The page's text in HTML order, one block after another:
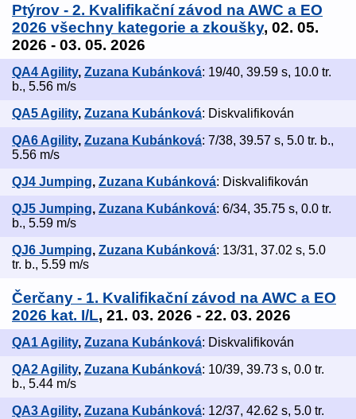
Ptýrov - 2. Kvalifikační závod na AWC a EO
2026 všechny kategorie a zkoušky, 02. 05.
2026 - 03. 05. 2026
QA4 Agility, Zuzana Kubánková: 19/40, 39.59 s, 10.0 tr.
b., 5.56 m/s
QA5 Agility, Zuzana Kubánková: Diskvalifikován
QA6 Agility, Zuzana Kubánková: 7/38, 39.57 s, 5.0 tr. b.,
5.56 m/s
QJ4 Jumping, Zuzana Kubánková: Diskvalifikován
QJ5 Jumping, Zuzana Kubánková: 6/34, 35.75 s, 0.0 tr.
b., 5.59 m/s
QJ6 Jumping, Zuzana Kubánková: 13/31, 37.02 s, 5.0
tr. b., 5.59 m/s
Čerčany - 1. Kvalifikační závod na AWC a EO
2026 kat. I/L, 21. 03. 2026 - 22. 03. 2026
QA1 Agility, Zuzana Kubánková: Diskvalifikován
QA2 Agility, Zuzana Kubánková: 10/39, 39.73 s, 0.0 tr.
b., 5.44 m/s
QA3 Agility, Zuzana Kubánková: 12/37, 42.62 s, 5.0 tr.